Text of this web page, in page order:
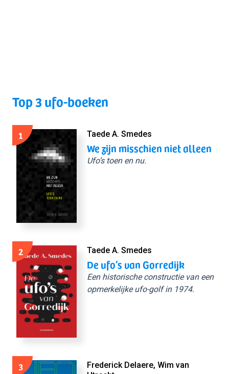
Top 3 ufo-boeken
1 Taede A. Smedes
We zijn misschien niet alleen
Ufo’s toen en nu.
2 Taede A. Smedes
De ufo’s van Gorredijk
Een historische constructie van een
opmerkelijke ufo-golf in 1974.
3
Frederick Delaere, Wim van